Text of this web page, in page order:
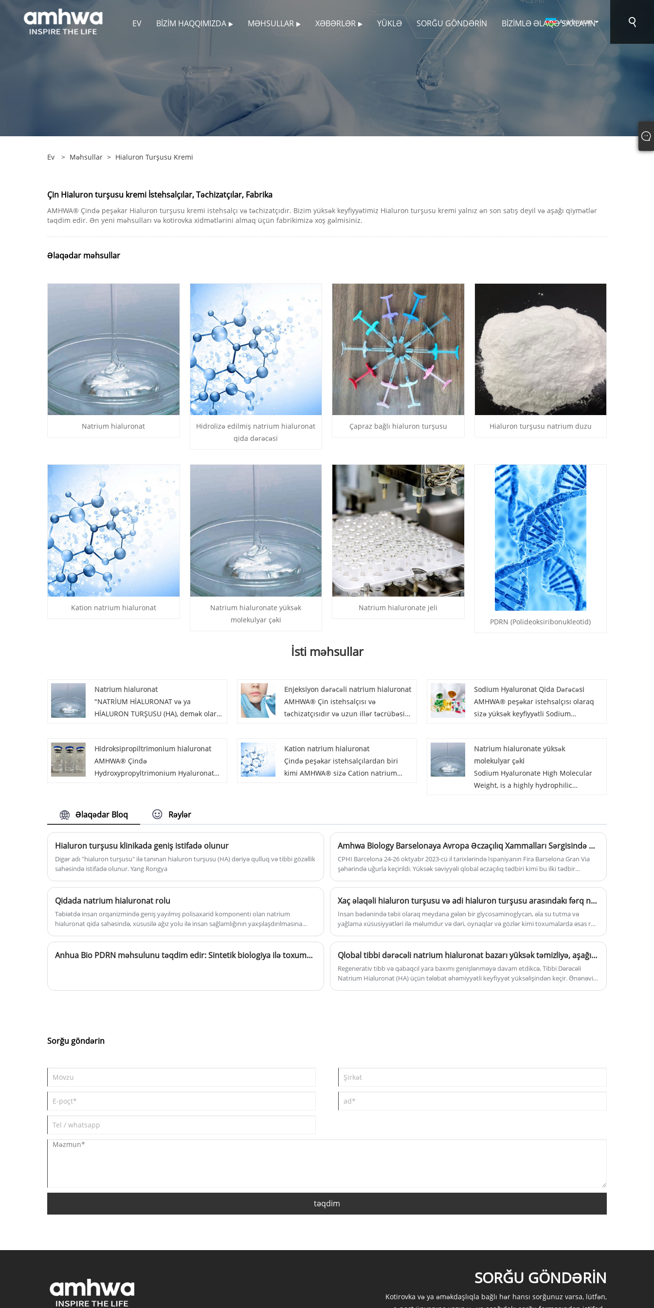
EV BIZIM HAQQIMIZDA MƏHSULLAR XƏBƏRLƏR YÜKLƏ SORĞU GÖNDƏRIN BIZIMLƏ ƏLAQƏ SAXLAYIN
Azərbaycan
Ev > Məhsullar > Hialuron Turşusu Kremi
Çin Hialuron turşusu kremi İstehsalçılar, Təchizatçılar, Fabrika
AMHWA® Çində peşəkar Hialuron turşusu kremi istehsalçı və təchizatçıdır. Bizim yüksək keyfiyyətimiz Hialuron turşusu kremi yalnız ən son satış deyil və aşağı qiymətlər
təqdim edir. Ən yeni məhsulları və kotirovka xidmətlərini almaq üçün fabrikimizə xoş gəlmisiniz.
Əlaqədar məhsullar
Natrium hialuronat
Hidrolizə edilmiş natrium hialuronat
qida dərəcəsi
Çapraz bağlı hialuron turşusu Hialuron turşusu natrium duzu
Kation natrium hialuronat
Natrium hialuronate yüksək
molekulyar çəki
Natrium hialuronate jeli
PDRN (Polideoksiribonukleotid)
İsti məhsullar
Natrium hialuronat
"NATRİUM HİALURONAT və ya
HİALURON TURŞUSU (HA), demək olar
Kimyəvi quruluşu N-asetilqlu-kosamin
və D-qlükuron turşusu olan çoxsaylı
disaxaridlərdən ibarətdir. alternativ
Enjeksiyon dərəcəli natrium hialuronat
AMHWA® Çin istehsalçısı və
təchizatçısıdır və uzun illər təcrübəsi
əlaqələr qurmaq ümidi ilə. Hialuronan
və ya HA kimi də tanınan natrium
hialuronat, insan və heyvan
toxumalarda mövcud olan təbii
polisaxariddir.
Sodium Hyaluronat Qida Dərəcəsi
AMHWA® peşəkar istehsalçısı olaraq
sizə yüksək keyfiyyətli Sodium
satış sonrası xidməti və vaxtında
çatdırılmanı təklif edəcəyik.
Hidroksipropiltrimonium hialuronat
AMHWA® Çində
Hydroxypropyltrimonium Hyaluronat
Məhlulu，Natrium hialuronat nəminə
əlavə olaraq, dəri və saç üçün yaxşı
absorbsiya və yaxınlığa malikdir,
yuyulması asan deyil, davamlı və
effektiv şəkildə nəmləndirici və
nəmləndirici rolunu oynaya bilər. Yaxşı
kondisioner effektinə malikdir, dərinin
və qıcıqlanmanı azaldır. Natrium
hialuronatın nəm və yapışma
saçın elastikliyini effektiv şəkildə
yaxşılaşdırır və zədələnmiş saç tellərini
Kation natrium hialuronat
Çində peşəkar istehsalçılardan biri
kimi AMHWA® sizə Cation natrium
Natrium hialuronate yüksək
molekulyar çəki
Sodium Hyaluronate High Molecular
Weight, is a highly hydrophilic
maintain the hydration and
elastoviscosity of tissues.The
remarkable viscoelastic and water
holding property of HA, besides its
biocompatibility, biodegradability, and
appeal in numerous medical and
cosmetic applications."
Əlaqədar Bloq Rəylər
Hialuron turşusu klinikada geniş istifadə olunur
Digər adı "hialuron turşusu" ilə tanınan hialuron turşusu (HA) dəriyə qulluq və tibbi gözəllik
sahəsində istifadə olunur. Yang Rongya
Amhwa Biology Barselonaya Avropa Əczaçılıq Xammalları Sərgisində əczaçılıq məhsullarını təqdim edir
CPHI Barcelona 24-26 oktyabr 2023-cü il tarixlərində İspaniyanın Fira Barselona Gran Via
şəhərində uğurla keçirildi. Yüksək səviyyəli qlobal əczaçılıq tədbiri kimi bu ilki tədbir
mükəmməllik irsi üzərində qurulur. , həm oflayn, həm də onlayn təcrübələrin ən yaxşısını
birləşdirir.
Qidada natrium hialuronat rolu
Təbiətdə insan orqanizmində geniş yayılmış polisaxarid komponenti olan natrium
hialuronat qida sahəsində, xüsusilə ağız yolu ilə insan sağlamlığının yaxşılaşdırılmasına
Xaç əlaqəli hialuron turşusu və adi hialuron turşusu arasındakı fərq nədir?
İnsan bədənində təbii olaraq meydana gələn bir glycosaminoglycan, əla su tutma və
yağlama xüsusiyyətləri ilə məlumdur və dəri, oynaqlar və gözlər kimi toxumalarda əsas rol
Anhua Bio PDRN məhsulunu təqdim edir: Sintetik biologiya ilə toxumaların bərpası üçün xammalların qlobal tədarük zəncirinin yenidən qurulması Qlobal tibbi dərəcəli natrium hialuronat bazarı yüksək təmizliyə, aşağı endotoksin standartlarına doğru dəyişir
Regenerativ tibb və qabaqcıl yara baxımı genişlənməyə davam etdikcə, Tibbi Dərəcəli
Natrium Hialuronat (HA) üçün tələbat əhəmiyyətli keyfiyyət yüksəlişindən keçir. Ənənəvi
Sorğu göndərin
təqdim
SORĞU GÖNDƏRIN
Kotirovka və ya əməkdaşlıqla bağlı hər hansı sorğunuz varsa, lütfən,